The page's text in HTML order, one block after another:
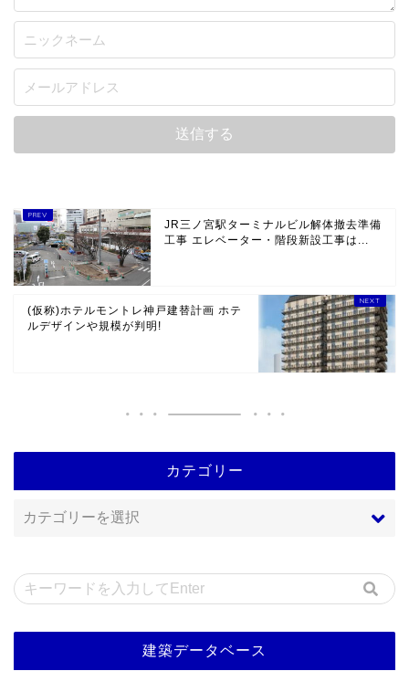
JR三ノ宮駅ターミナルビル解体撤去準備
工事 エレベーター・階段新設工事は...
(仮称)ホテルモントレ神戸建替計画 ホテ
ルデザインや規模が判明!
カテゴリー
建築データベース